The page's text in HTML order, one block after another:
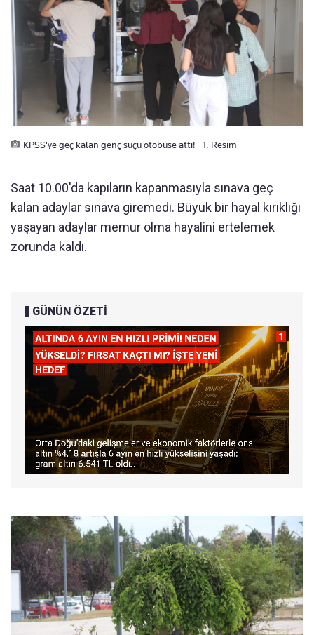
KPSS'ye geç kalan genç suçu otobüse attı! - 1. Resim
Saat 10.00'da kapıların kapanmasıyla sınava geç
kalan adaylar sınava giremedi. Büyük bir hayal kırıklığı
yaşayan adaylar memur olma hayalini ertelemek
zorunda kaldı.
GÜNÜN ÖZETİ